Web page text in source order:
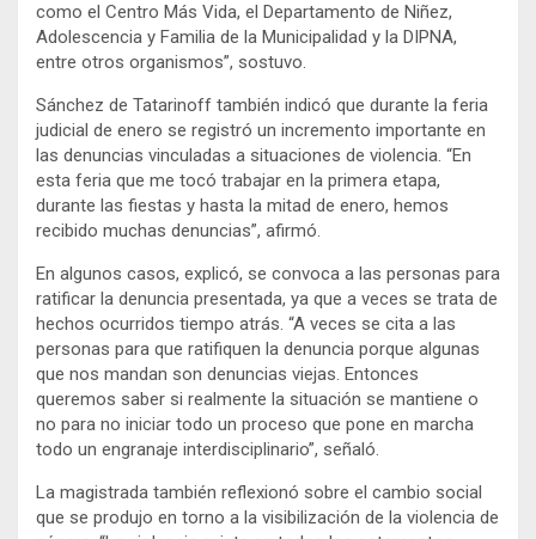
como el Centro Más Vida, el Departamento de Niñez,
Adolescencia y Familia de la Municipalidad y la DIPNA,
entre otros organismos”, sostuvo.
Sánchez de Tatarinoff también indicó que durante la feria
judicial de enero se registró un incremento importante en
las denuncias vinculadas a situaciones de violencia. “En
esta feria que me tocó trabajar en la primera etapa,
durante las fiestas y hasta la mitad de enero, hemos
recibido muchas denuncias”, afirmó.
En algunos casos, explicó, se convoca a las personas para
ratificar la denuncia presentada, ya que a veces se trata de
hechos ocurridos tiempo atrás. “A veces se cita a las
personas para que ratifiquen la denuncia porque algunas
que nos mandan son denuncias viejas. Entonces
queremos saber si realmente la situación se mantiene o
no para no iniciar todo un proceso que pone en marcha
todo un engranaje interdisciplinario”, señaló.
La magistrada también reflexionó sobre el cambio social
que se produjo en torno a la visibilización de la violencia de